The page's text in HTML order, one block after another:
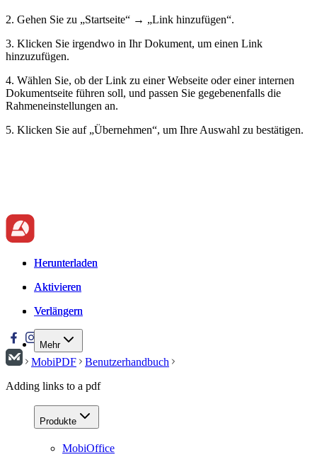
2. Gehen Sie zu „Startseite“ → „Link hinzufügen“.
3. Klicken Sie irgendwo in Ihr Dokument, um einen Link
hinzuzufügen.
4. Wählen Sie, ob der Link zu einer Webseite oder einer internen
Dokumentseite führen soll, und passen Sie gegebenenfalls die
Rahmeneinstellungen an.
5. Klicken Sie auf „Übernehmen“, um Ihre Auswahl zu bestätigen.
Herunterladen
Aktivieren
Verlängern
Mehr
Herunterladen
Aktivieren
Verlängern
MobiPDF
Benutzerhandbuch
Adding links to a pdf
Produkte
MobiOffice